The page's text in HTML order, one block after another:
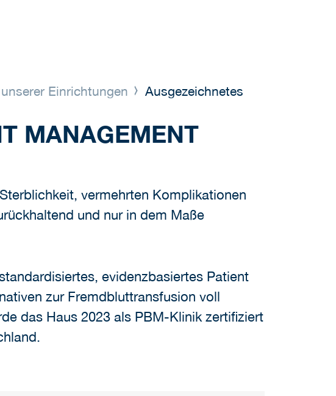
Einrichtungen
Ausgezeichnetes
MANAGEMENT
vermehrten Komplikationen
und nur in dem Maße
evidenzbasiertes Patient
zur Fremdbluttransfusion voll
das Haus 2023 als PBM-Klinik zertifiziert